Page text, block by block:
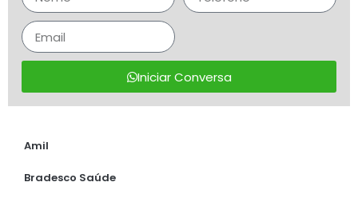
Iniciar Conversa
Amil
Bradesco Saúde